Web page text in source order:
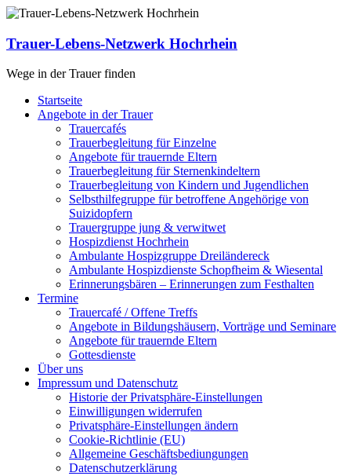
Zum
springen
Trauer-Lebens-Netzwerk Hochrhein
Wege in der Trauer finden
Menü
Startseite
Angebote in der Trauer
Trauercafés
Trauerbegleitung für Einzelne
Angebote für trauernde Eltern
Trauerbegleitung für Sternenkindeltern
Trauerbegleitung von Kindern und Jugendlichen
Selbsthilfegruppe für betroffene Angehörige von
Suizidopfern
Trauergruppe jung & verwitwet
Hospizdienst Hochrhein
Ambulante Hospizgruppe Dreiländereck
Ambulante Hospizdienste Schopfheim & Wiesental
Erinnerungsbären – Erinnerungen zum Festhalten
Termine
Trauercafé / Offene Treffs
Angebote in Bildungshäusern, Vorträge und Seminare
Angebote für trauernde Eltern
Gottesdienste
Über uns
Impressum und Datenschutz
Historie der Privatsphäre-Einstellungen
Einwilligungen widerrufen
Privatsphäre-Einstellungen ändern
Cookie-Richtlinie (EU)
Allgemeine Geschäftsbediungungen
Datenschutzerklärung